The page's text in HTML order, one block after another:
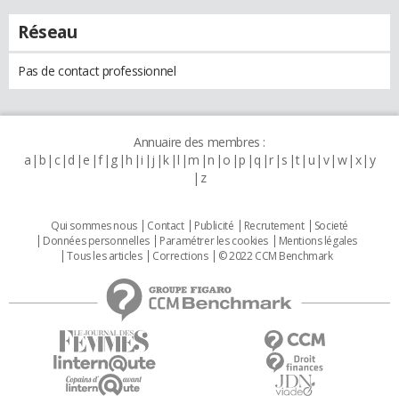
Réseau
Pas de contact professionnel
Annuaire des membres :
a b c d e f g h i j k l m n o p q r s t u v w x y
z
Qui sommes nous Contact Publicité Recrutement
Societé
Données personnelles
Paramétrer les cookies
Mentions légales
Tous les articles
Corrections © 2022 CCM Benchmark